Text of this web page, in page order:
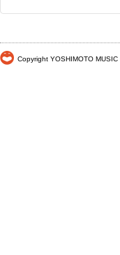
Copyright YOSHIMOTO MUSIC